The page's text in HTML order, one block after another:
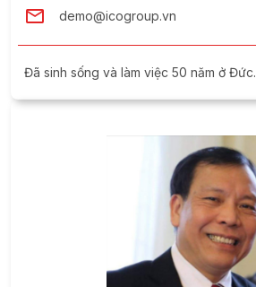
demo@icogroup.vn
Đã sinh sống và làm việc 50 năm ở Đức.